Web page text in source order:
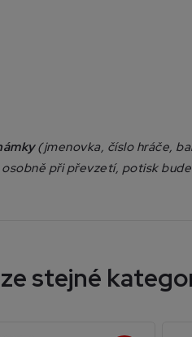
(jmenovka, číslo hráče,
při převzetí, potisk
stejné